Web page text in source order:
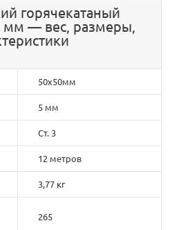
горячекатаный
мм — вес, размеры,
50х50мм
5 мм
Ст. 3
12 метров
3,77 кг
265